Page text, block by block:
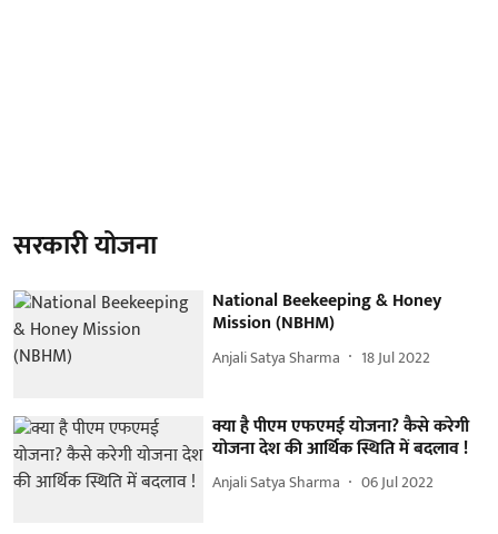
सरकारी योजना
National Beekeeping & Honey
Mission (NBHM)
Anjali Satya Sharma 18 Jul 2022
क्या है पीएम एफएमई योजना? कैसे करेगी
योजना देश की आर्थिक स्थिति में बदलाव !
Anjali Satya Sharma 06 Jul 2022